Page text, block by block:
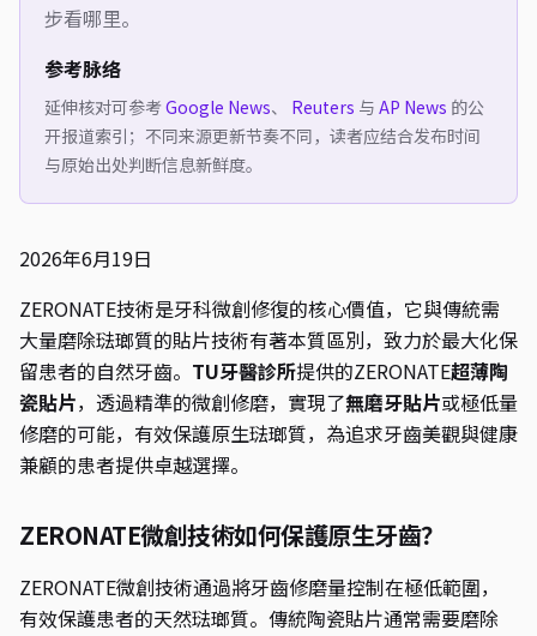
步看哪里。
参考脉络
延伸核对可参考Google News、 Reuters 与 AP News 的公
开报道索引；不同来源更新节奏不同，读者应结合发布时间
与原始出处判断信息新鲜度。
2026年6月19日
ZERONATE技術是牙科微創修復的核心價值，它與傳統需
大量磨除琺瑯質的貼片技術有著本質區別，致力於最大化保
留患者的自然牙齒。 TU牙醫診所提供的ZERONATE超薄陶
瓷貼片，透過精準的微創修磨，實現了無磨牙貼片或極低量
修磨的可能，有效保護原生琺瑯質，為追求牙齒美觀與健康
兼顧的患者提供卓越選擇。
ZERONATE微創技術如何保護原生牙齒？
ZERONATE微創技術通過將牙齒修磨量控制在極低範圍，
有效保護患者的天然琺瑯質。傳統陶瓷貼片通常需要磨除